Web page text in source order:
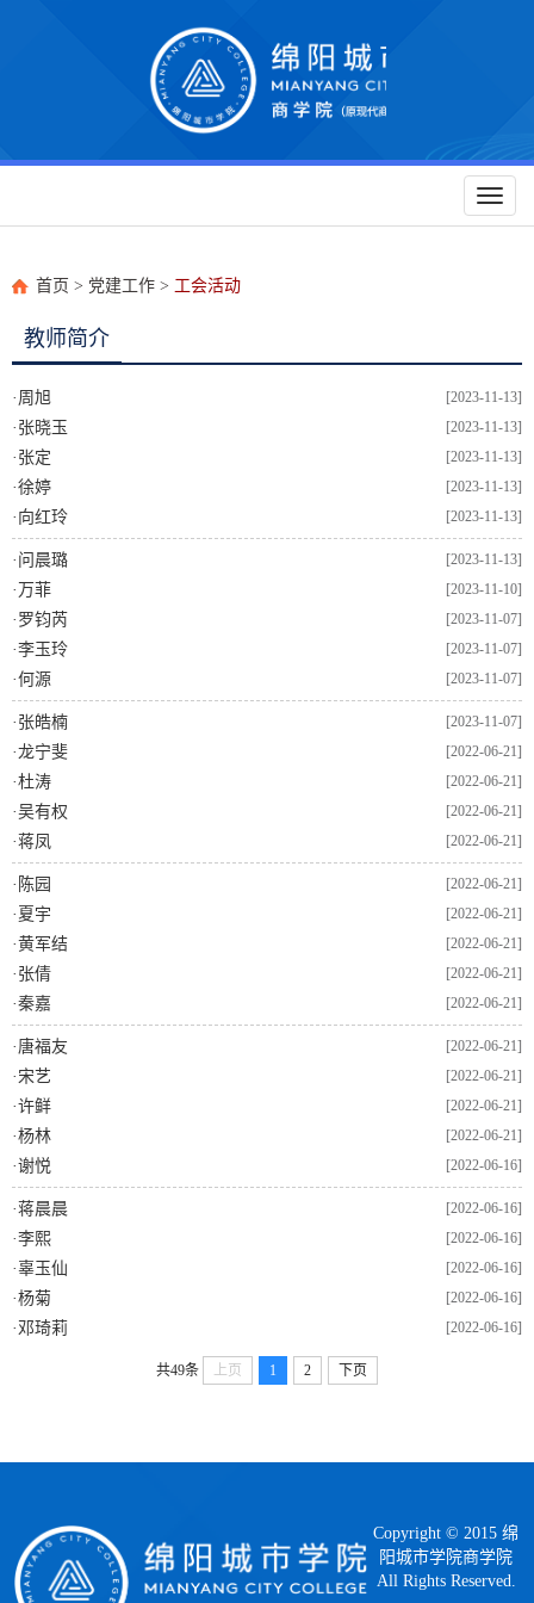
Toggle
首页 > 党建工作 > 工会活动
教师简介
[2023-11-13]
· 周旭
[2023-11-13]
· 张晓玉
[2023-11-13]
· 张定
[2023-11-13]
·徐婷
[2023-11-13]
· 向红玲
[2023-11-13]
· 问晨璐
[2023-11-10]
· 万菲
[2023-11-07]
· 罗钧芮
[2023-11-07]
·李玉玲
[2023-11-07]
·何源
[2023-11-07]
· 张皓楠
[2022-06-21]
·龙宁斐
[2022-06-21]
·杜涛
[2022-06-21]
·吴有权
[2022-06-21]
·蒋凤
[2022-06-21]
· 陈园
[2022-06-21]
· 夏宇
[2022-06-21]
·黄军结
[2022-06-21]
· 张倩
[2022-06-21]
·秦嘉
[2022-06-21]
· 唐福友
[2022-06-21]
· 宋艺
[2022-06-21]
·许鲜
[2022-06-21]
·杨林
[2022-06-16]
·谢悦
[2022-06-16]
·蒋晨晨
[2022-06-16]
·李熙
[2022-06-16]
·辜玉仙
[2022-06-16]
·杨菊
[2022-06-16]
· 邓琦莉
共49条 上页 1 2 下页
Copyright © 2015 绵
阳城市学院商学院
All Rights Reserved.